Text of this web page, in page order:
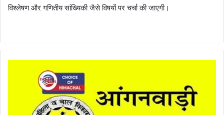
विश्लेषण और गणितीय सांख्यिकी जैसे विषयों पर चर्चा की जाएगी।